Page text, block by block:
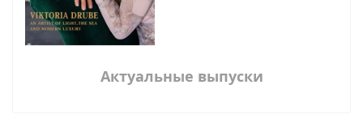
Актуальные выпуски